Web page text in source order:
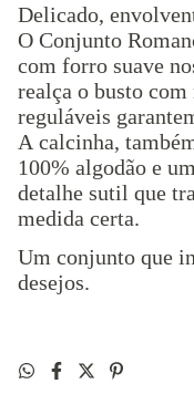
Delicado,
O Conjunto
com forro suave
realça o busto
reguláveis
A calcinha,
100% algodão e
detalhe sutil que
medida certa.
Um conjunto que
desejos.